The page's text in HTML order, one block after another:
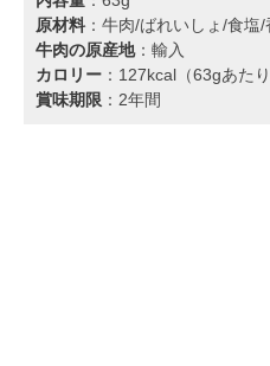
原材料 ：牛肉/ばれいしょ/食塩
牛肉の原産地：輸入
カロリー ：127kcal（63gあたり
賞味期限 ：2年間